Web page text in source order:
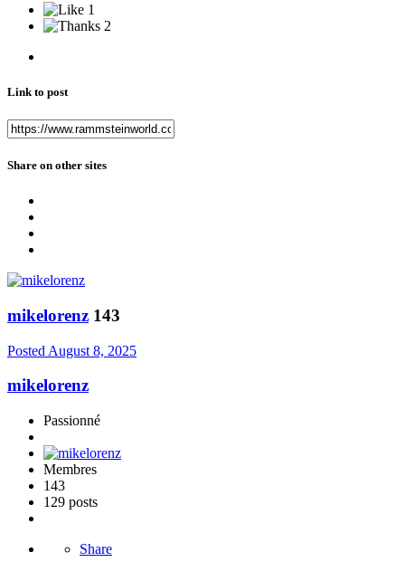
1
2
Link to post
Share on other sites
mikelorenz 143
Posted August 8, 2025
mikelorenz
Passionné
Membres
143
129 posts
Share